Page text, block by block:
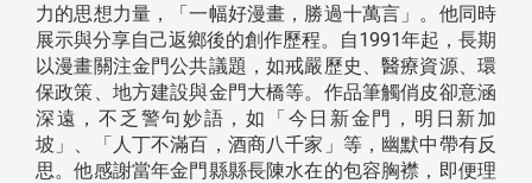
力的思想力量，「一幅好漫畫，勝過十萬言」。他同時
展示與分享自己返鄉後的創作歷程。自1991年起，長期
以漫畫關注金門公共議題，如戒嚴歷史、醫療資源、環
保政策、地方建設與金門大橋等。作品筆觸俏皮卻意涵
深遠，不乏警句妙語，如「今日新金門，明日新加
坡」、「人丁不滿百，酒商八千家」等，幽默中帶有反
思。他感謝當年金門縣縣長陳水在的包容胸襟，即便理